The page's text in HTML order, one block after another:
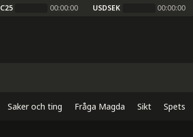
00:00:00 USDSEK 00:00:00
Saker och ting Fråga Magda Sikt Spets